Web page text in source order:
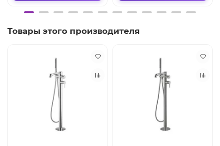
Товары этого производителя